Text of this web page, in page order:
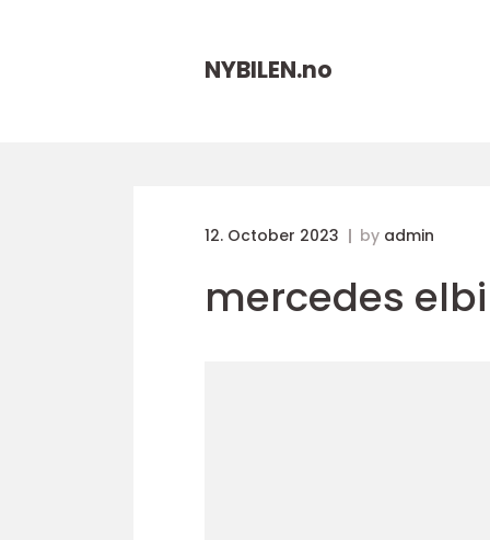
NYBILEN.no
12. October 2023 by admin
mercedes